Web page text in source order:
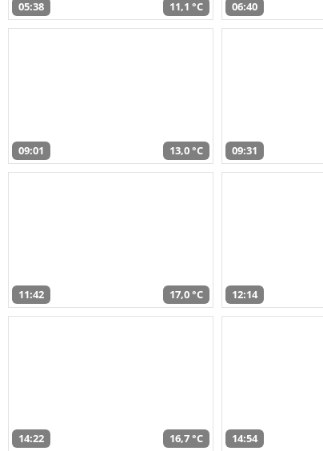
05:38 11,1 °C 06:40
09:01 13,0 °C 09:31
11:42 17,0 °C 12:14
14:22 16,7 °C 14:54